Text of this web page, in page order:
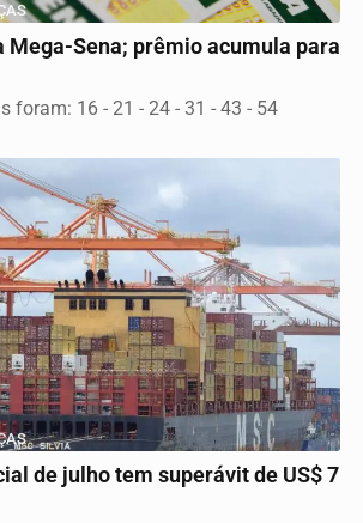
Mega-Sena; prêmio acumula para
foram: 16 - 21 - 24 - 31 - 43 - 54
de julho tem superávit de US$ 7